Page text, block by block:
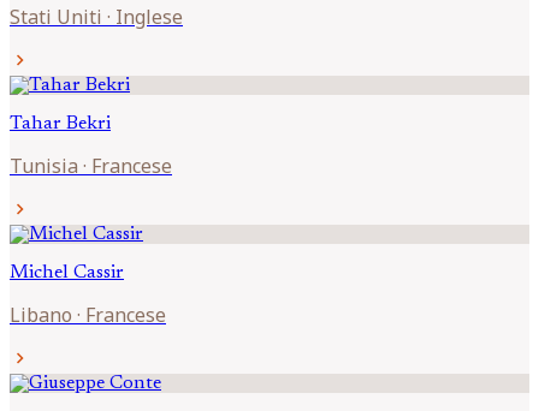
Stati Uniti · Inglese
chevron_right
Tahar Bekri
Tunisia · Francese
chevron_right
Michel Cassir
Libano · Francese
chevron_right